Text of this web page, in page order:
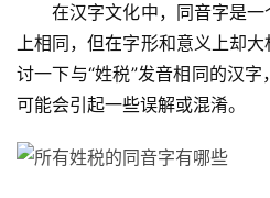
在汉字文化中，同音字是一
上相同，但在字形和意义上却
讨一下与“姓税”发音相同的汉
可能会引起一些误解或混淆。